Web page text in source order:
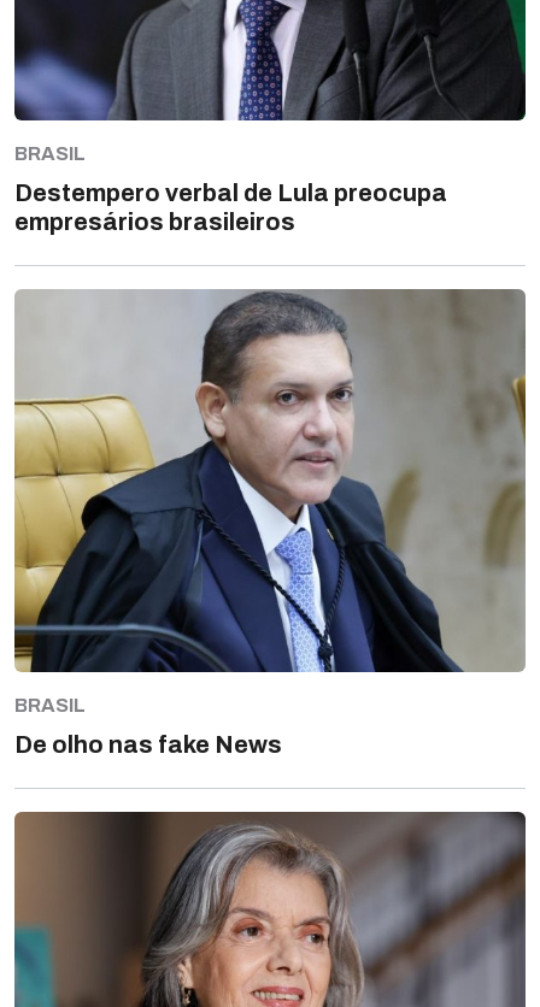
BRASIL
Destempero verbal de Lula preocupa
empresários brasileiros
BRASIL
De olho nas fake News